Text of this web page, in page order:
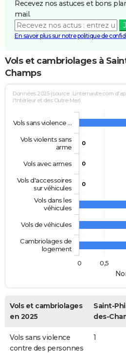
Recevez nos astuces et bons
mail.
En savoir plus sur notre politique de
Vols et cambriolages à
Champs
Données 2025 (source : Linternaute.com
l'Intérieur et des Outre-Mer)
0
0
0
Vols sans violence …
Vols violents sans
arme
Vols avec armes
Vols d'accessoires
sur véhicules
Vols dans les
véhicules
Vols de véhicules
Cambriolages de
logement
0
0,5
Vols et cambriolages
en 2025
Saint-
des-
Vols sans violence
contre des personnes
1